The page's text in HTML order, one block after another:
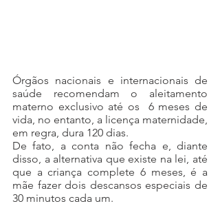
Órgãos nacionais e internacionais de
saúde recomendam o aleitamento
materno exclusivo até os  6 meses de
vida, no entanto, a licença maternidade,
em regra, dura 120 dias.
De fato, a conta não fecha e, diante
disso, a alternativa que existe na lei, até
que a criança complete 6 meses, é a
mãe fazer dois descansos especiais de
30 minutos cada um.